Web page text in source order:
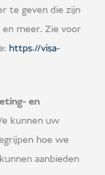
te geven die zijn
meer. Zie voor
https://visa-
en
kunnen uw
hoe we
aanbieden